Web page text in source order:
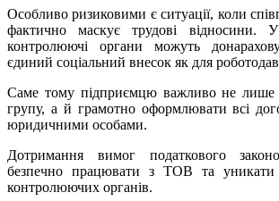
Особливо ризиковими є ситуації, коли
фактично маскує трудові відносини.
контролюючі органи можуть
єдиний соціальний внесок як для
Саме тому підприємцю важливо не лише
групу, а й грамотно оформлювати всі
юридичними особами.
Дотримання вимог податкового
безпечно працювати з ТОВ та уникати
контролюючих органів.